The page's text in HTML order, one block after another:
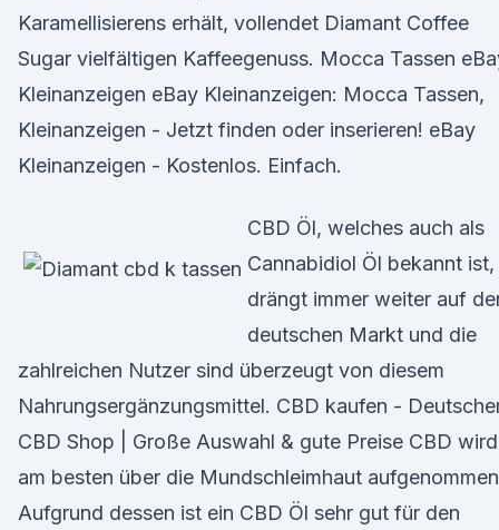
Karamellisierens erhält, vollendet Diamant Coffee
Sugar vielfältigen Kaffeegenuss. Mocca Tassen
Kleinanzeigen eBay Kleinanzeigen: Mocca Tassen,
Kleinanzeigen - Jetzt finden oder inserieren! eBay
Kleinanzeigen - Kostenlos. Einfach.
CBD Öl, welches auch als
Cannabidiol Öl bekannt ist,
drängt immer weiter auf
deutschen Markt und die
zahlreichen Nutzer sind überzeugt von diesem
Nahrungsergänzungsmittel. CBD kaufen -
CBD Shop | Große Auswahl & gute Preise CBD wird
am besten über die Mundschleimhaut
Aufgrund dessen ist ein CBD Öl sehr gut für den